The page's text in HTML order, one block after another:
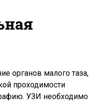
органов малого таза,
проходимости
УЗИ необходимо